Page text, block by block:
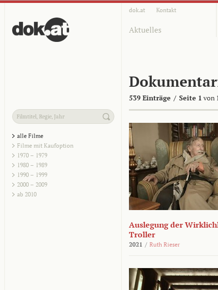
dok.at Kontakt
Aktuelles
539 Einträge / Seite 1 von
alle Filme
Filme mit Kaufoption
1970 – 1979
1980 – 1989
1990 – 1999
2000 – 2009
ab 2010
Auslegung der
Troller
2021 / Ruth Rieser